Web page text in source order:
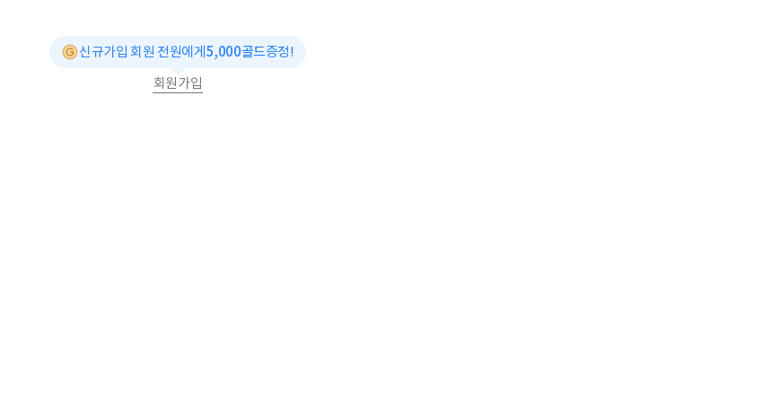
신규가입 회원 전원에게5,000골드증정!
회원가입